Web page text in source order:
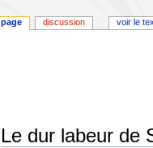
Le dur labeur de
page discussion voir le